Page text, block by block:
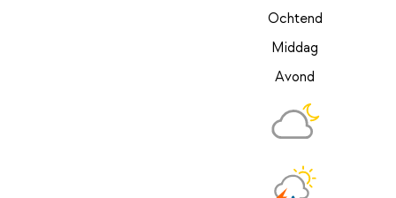
Ochtend
Middag
Avond